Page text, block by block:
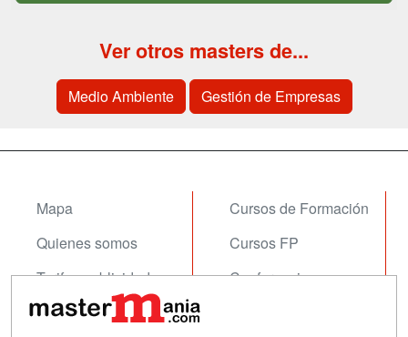
Ver otros masters de...
Medio Ambiente Gestión de Empresas
Mapa
Quienes somos
Tarifas publicidad
Acceso Usuarios
Cursos de Formación
Cursos FP
Conferencias